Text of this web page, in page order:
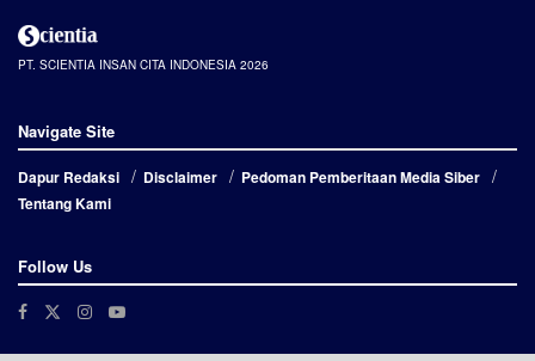
PT. SCIENTIA INSAN CITA INDONESIA 2026
Navigate Site
Dapur Redaksi Disclaimer
Pedoman Pemberitaan Media Siber
Tentang Kami
Follow Us